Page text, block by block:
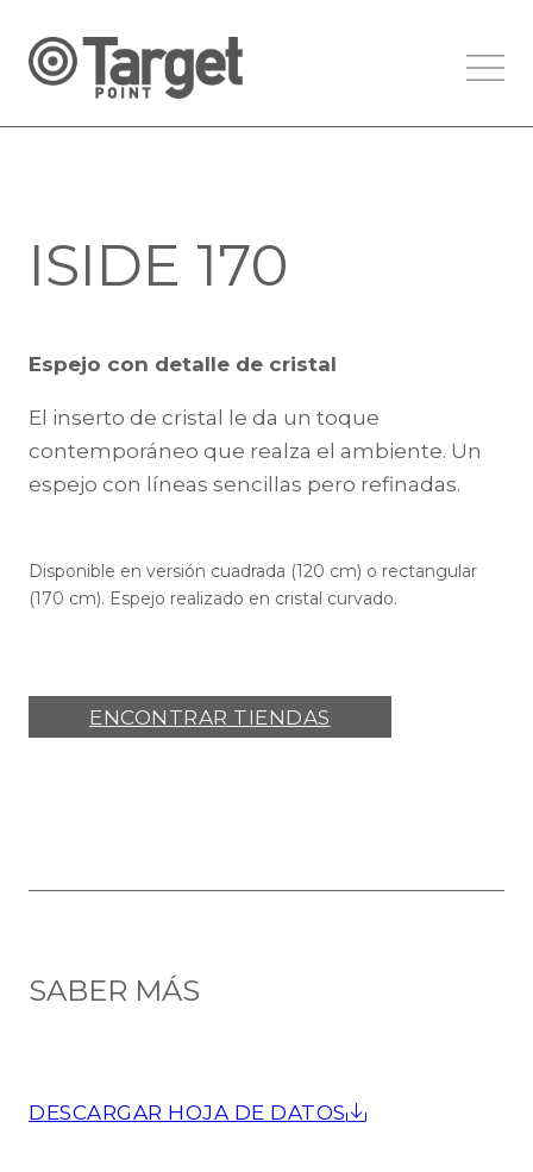
ISIDE 170
Espejo con detalle de cristal
El inserto de cristal le da un toque
contemporáneo que realza el ambiente. Un
espejo con líneas sencillas pero refinadas.
Disponible en versión cuadrada (120 cm) o rectangular
(170 cm). Espejo realizado en cristal curvado.
ENCONTRAR TIENDAS
SABER MÁS
DESCARGAR HOJA DE DATOS